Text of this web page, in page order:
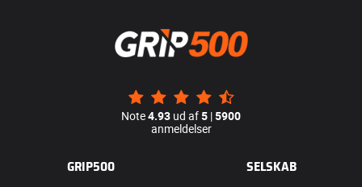
Note4.93 ud af5 |5900
anmeldelser
GRIP500 SELSKAB